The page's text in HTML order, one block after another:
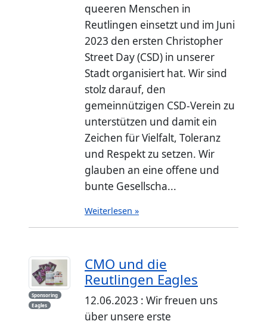
queeren Menschen in
Reutlingen einsetzt und im Juni
2023 den ersten Christopher
Street Day (CSD) in unserer
Stadt organisiert hat. Wir sind
stolz darauf, den
gemeinnützigen CSD-Verein zu
unterstützen und damit ein
Zeichen für Vielfalt, Toleranz
und Respekt zu setzen. Wir
glauben an eine offene und
bunte Gesellscha...
Weiterlesen »
Sponsoring
Eagles
CMO und die
Reutlingen Eagles
12.06.2023 : Wir freuen uns
über unsere erste